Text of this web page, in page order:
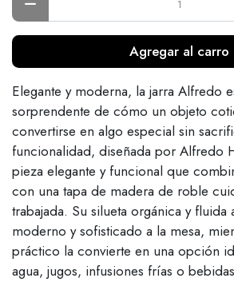
Agregar al carro
Elegante y moderna, la jarra Alfredo
sorprendente de cómo un objeto
convertirse en algo especial sin
funcionalidad, diseñada por Alfredo
pieza elegante y funcional que
con una tapa de madera de roble
trabajada. Su silueta orgánica y fluida
moderno y sofisticado a la mesa,
práctico la convierte en una opción
agua, jugos, infusiones frías o